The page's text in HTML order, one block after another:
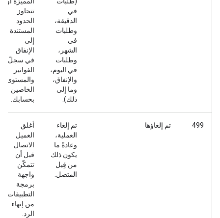
في
الدقيقة،
وطلبات
في
الشهر،
وطلبات
في اليوم،
والإنفاق،
وما إلى
ذلك).
تتجاوز
الحدود
المستندة
إلى
الإنفاق
في سجلّ
الفواتير
والمستوى
الخاصين
بحسابك.
499 تم إلغاؤها
تم إلغاء
العملية،
وعادةً ما
يكون ذلك
من قِبل
المتصل.
أغلق
العميل
الاتصال
قبل أن
تتمكّن
واجهة
برمجة
التطبيقات
من إنهاء
الرد.